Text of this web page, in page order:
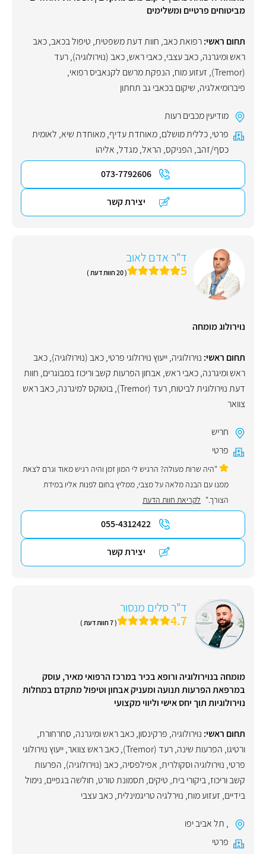
מביטוחים פרטיים ומשלימים
תחום ראשי:רפואת כאב, חוות דעת משפטית, טיפול בכאב,כאב
ראש ומיגרנה,כאב עצבי,כאבי ראש,כאב (נוירולוגיה),רעד
(Tremor)
, זעזוע מוח, הנפקת מרשם לקנאביס רפואי,
פיברומיאלגיה, שיקום בכאבי גב תחתון
מודיעין מכבים רעות
פרטי,כללית מושלם,מאוחדת עדיף,מאוחדת שיא, לאומית
כסף/זהב, הפניקס, הראל,מגדל, אליהו
073-7792606
יצירת קשר
ד"ר אדם לאוב
5 ( 20 חוות דעת )
נוירולוג מומחה
תחום ראשי: נוירולוגיה,ייעוץ נוירולוגי פרטי,כאב (נוירולוגיה),כאב
ראש ומיגרנה,כאבי ראש, אבחון הפרעות קשב וריכוז במבוגרים, חוות
דעת נוירולוגית לביטוח,רעד (Tremor) ,בוטוקס למיגרנה,כאב ראש
צוואר
חריש
פרטי
"היה שרות מעולה? הרגיש לי המון זמן והיה רגיש מאוד וגרם לצאת
ממנו עם הבנה מלאה על מצבי, ממליץ בחום לפנות אליו במידת
הצורך." לקריאת חוות הדעת
055-4312422
יצירת קשר
ד"ר סלים מנסור
4.7 ( 7 חוות דעת )
מומחה בנוירולוגיה ורופא בכיר במרכז הרפואי מאיר, עוסק
במרפאת הפרעות תנועה ומעניק אבחון וטיפול מתקדם במחלות
נוירולוגיות תוך יחס אישי וליווי מקצועי
תחום ראשי: נוירולוגיה, פרקינסון,כאב ראש ומיגרנה, סחרחורת,
ורטיגו, הפרעות שינה,רעד (Tremor) ,כאב ראש צוואר,ייעוץ נוירולוגי
פרטי, נוירולוגיה וסקולרית, אפילפסיה,כאב (נוירולוגיה), הפרעות
קשב וריכוז,ביקורי בית, טיקים, תסמונת טורט, חולשה בגפיים, נימול
בידיים, זעזוע מוח, נוירלגיה טריגמינלית,כאב עצבי
, תל אביב יפו
פרטי